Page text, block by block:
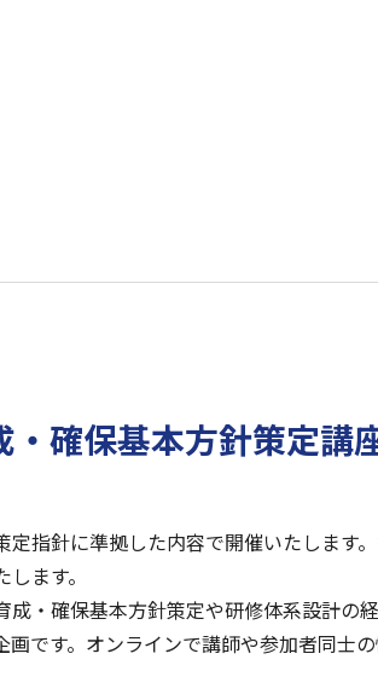
確保基本方針策定講
定指針に準拠した内容で開催いたします
ます。
成・確保基本方針策定や研修体系設計の
です。オンラインで講師や参加者同士